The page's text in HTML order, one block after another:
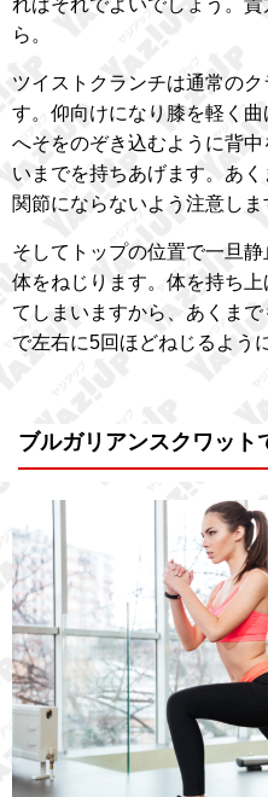
ればそれでよいでしょう。
ら。
ツイストクランチは通常の
す。仰向けになり膝を軽く
へそをのぞき込むように背
いまでを持ちあげます。あ
関節にならないよう注意しま
そしてトップの位置で一旦
体をねじります。体を持ち
てしまいますから、あくま
で左右に5回ほどねじるよう
ブルガリアンスクワット